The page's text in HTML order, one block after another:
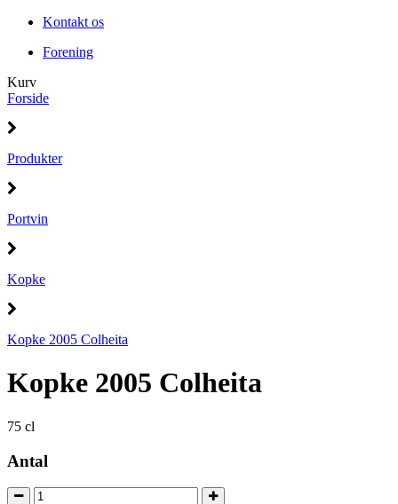
Kontakt os
Forening
Kurv
Forside
Produkter
Portvin
Kopke
Kopke 2005 Colheita
Kopke 2005 Colheita
75 cl
Antal